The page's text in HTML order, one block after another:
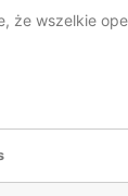
że wszelkie